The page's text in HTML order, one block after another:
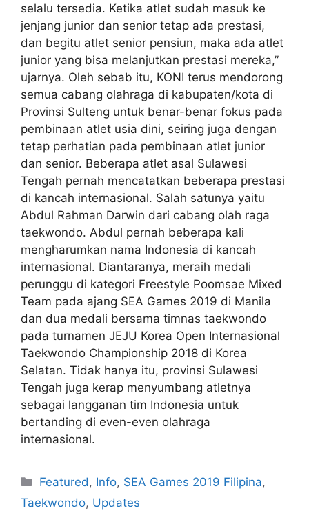
selalu tersedia. Ketika atlet sudah masuk ke
jenjang junior dan senior tetap ada prestasi,
dan begitu atlet senior pensiun, maka ada atlet
junior yang bisa melanjutkan prestasi mereka,”
ujarnya. Oleh sebab itu, KONI terus mendorong
semua cabang olahraga di kabupaten/kota di
Provinsi Sulteng untuk benar-benar fokus pada
pembinaan atlet usia dini, seiring juga dengan
tetap perhatian pada pembinaan atlet junior
dan senior. Beberapa atlet asal Sulawesi
Tengah pernah mencatatkan beberapa prestasi
di kancah internasional. Salah satunya yaitu
Abdul Rahman Darwin dari cabang olah raga
taekwondo. Abdul pernah beberapa kali
mengharumkan nama Indonesia di kancah
internasional. Diantaranya, meraih medali
perunggu di kategori Freestyle Poomsae Mixed
Team pada ajang SEA Games 2019 di Manila
dan dua medali bersama timnas taekwondo
pada turnamen JEJU Korea Open Internasional
Taekwondo Championship 2018 di Korea
Selatan. Tidak hanya itu, provinsi Sulawesi
Tengah juga kerap menyumbang atletnya
sebagai langganan tim Indonesia untuk
bertanding di even-even olahraga
internasional.
Featured , Info, SEA Games 2019 Filipina,
Taekwondo, Updates